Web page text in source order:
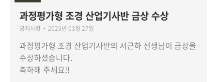
과정평가형 조경 산업기사반 금상 수상
공지사항 2025년 03월 27일
과정평가형 조경 산업기사반의 서근하 선생님이 금상을
수상하셨습니다.
축하해 주세요!!